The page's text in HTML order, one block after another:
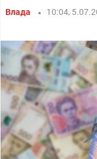
Влада 10:04,